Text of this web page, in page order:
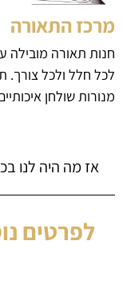
מרכז התאורה
חנות תאורה מובילה
לכל חלל ולכל צורך.
מנורות שולחן
אז מה היה לנו
לפרטים